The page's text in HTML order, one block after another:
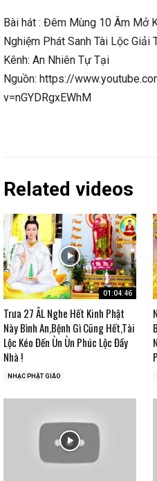
Bài hát : Đêm Mùng 10 Âm Mở
Nghiệm Phát Sanh Tài Lộc Giải
Kênh: An Nhiên Tự Tại
Nguồn: https://
v=nGYDRgxEWhM
Related videos
01:04:46
Trưa 27 ÂL Nghe Hết Kinh Phật
Này Bình An,Bệnh Gì Cũng Hết,Tài
Lộc Kéo Đến Ùn Ùn Phúc Lộc Đầy
Nhà !
NHẠC PHẬT GIÁO